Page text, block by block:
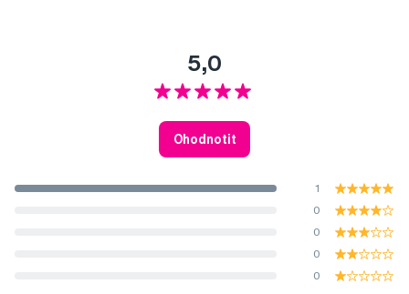
5,0
Ohodnotit
1
0
0
0
0